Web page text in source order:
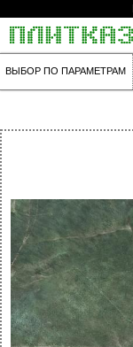
ВЫБОР ПО ПАРАМЕТРАМ